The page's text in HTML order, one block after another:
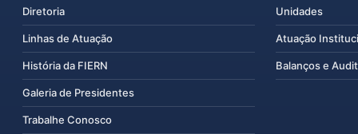
Diretoria
Linhas de Atuação
História da FIERN
Galeria de Presidentes
Trabalhe Conosco
Unidades
Atuação
Balanços e